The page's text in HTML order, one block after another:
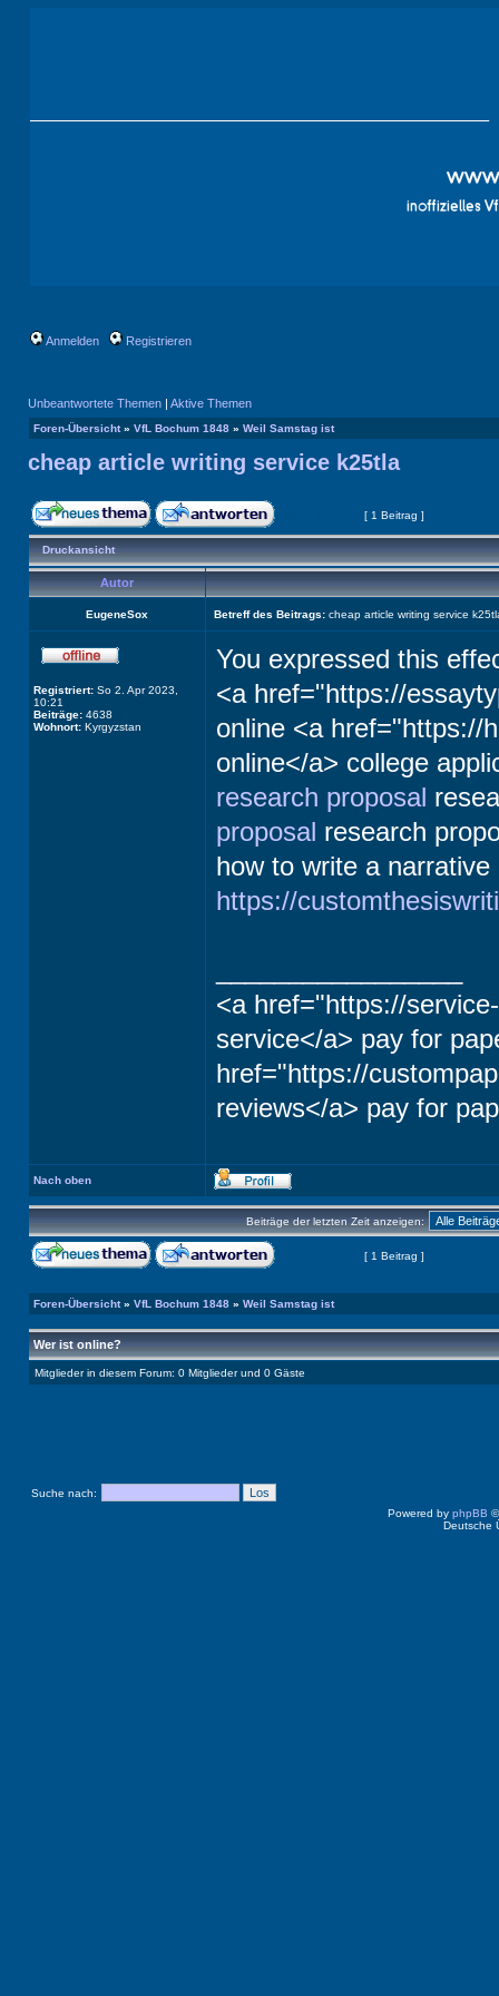
Anmelden Registrieren
Unbeantwortete Themen | Aktive Themen
Foren-Übersicht» VfL Bochum 1848 » Weil Samstag ist
cheap article writing service k25tla
[ 1 Beitrag ]
Druckansicht
Autor
EugeneSox Betreff des Beitrags: cheap article writing service
Registriert: So 2. Apr 2023,
10:21
Beiträge: 4638
Wohnort: Kyrgyzstan
You expressed this
<a href="https://
online <a href="https://
online</a> college
research proposal
proposal research
how to write a
https://
<a href="https://
service</a> pay for
href="https://
reviews</a> pay for
Nach oben
Beiträge der letzten Zeit anzeigen:
[ 1 Beitrag ]
Foren-Übersicht» VfL Bochum 1848 » Weil Samstag ist
Wer ist online?
Mitglieder in diesem Forum: 0 Mitglieder und 0 Gäste
Suche nach:
Powered by phpBB
Deutsche